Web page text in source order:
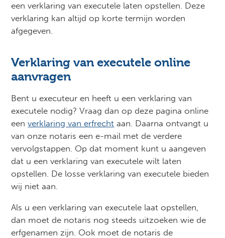
een verklaring van executele laten opstellen. Deze
verklaring kan altijd op korte termijn worden
afgegeven.
Verklaring van executele online
aanvragen
Bent u executeur en heeft u een verklaring van
executele nodig? Vraag dan op deze pagina online
eenverklaring van erfrecht aan. Daarna ontvangt u
van onze notaris een e-mail met de verdere
vervolgstappen. Op dat moment kunt u aangeven
dat u een verklaring van executele wilt laten
opstellen. De losse verklaring van executele bieden
wij niet aan.
Als u een verklaring van executele laat opstellen,
dan moet de notaris nog steeds uitzoeken wie de
erfgenamen zijn. Ook moet de notaris de